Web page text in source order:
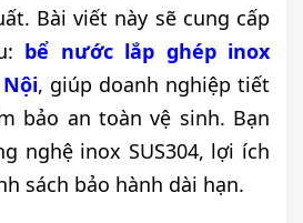
Bài viết này sẽ cung cấp
bể nước lắp ghép inox
, giúp doanh nghiệp tiết
bảo an toàn vệ sinh. Bạn
nghệ inox SUS304, lợi ích
sách bảo hành dài hạn.